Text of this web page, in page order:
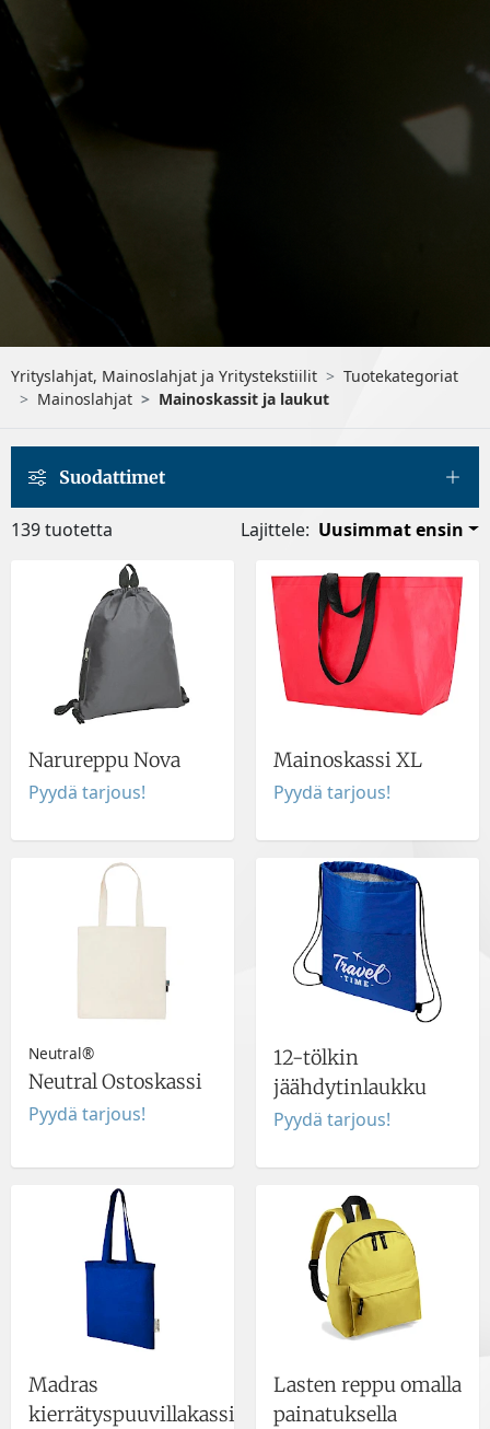
Yrityslahjat, Mainoslahjat ja Yritystekstiilit
Tuotekategoriat
Mainoslahjat
Mainoskassit ja laukut
Suodattimet
139 tuotetta Lajittele: Uusimmat ensin
Narureppu Nova
Pyydä tarjous!
Mainoskassi XL
Pyydä tarjous!
Neutral®
Neutral Ostoskassi
Pyydä tarjous!
12-tölkin
jäähdytinlaukku
Pyydä tarjous!
Madras
kierrätyspuuvillakassi
Lasten reppu omalla
painatuksella